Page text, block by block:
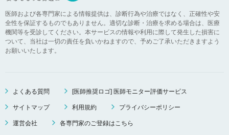
医師および各専門家による情報提供は、診断行為や治療ではなく、正確性や安
全性を保証するものでもありません。適切な診断・治療を求める場合は、医療
機関等を受診してください。本サービスの情報や利用に際して発生した損害に
ついて、当社は一切の責任を負いかねますので、予めご了承いただきますよう
お願いいたします。
よくある質問 [医師推奨ロゴ] 医師モニター評価サービス
サイトマップ 利用規約 プライバシーポリシー
運営会社 各専門家のご登録はこちら